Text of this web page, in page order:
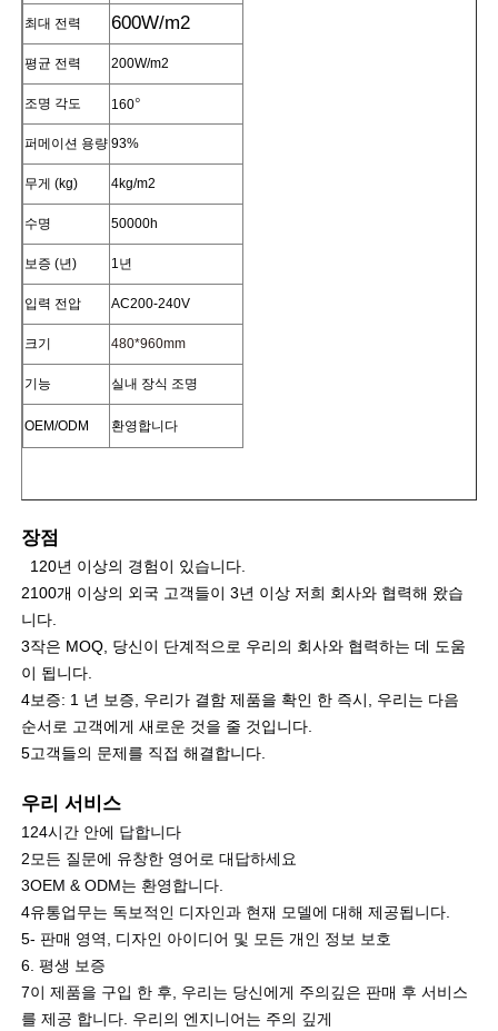
공장 투어
품질 관리
문의하기
뉴스
모든 케이스
견적 요청
LED 메쉬 디스플레이
투명 필름 화면을 LED
투명한 LED 디스플레이
드론 비행 LED 스크린
자필 지도된 스크린
LED 그릴 화면
투명 디스플레이 화면
최대 전력 600W/m2
평균 전력 200W/m2
조명 각도 160°
퍼메이션 용량 93%
무게 (kg) 4kg/m2
수명 50000h
보증 (년) 1년
입력 전압 AC200-240V
크기 480*960mm
기능 실내 장식 조명
OEM/ODM 환영합니다
장점
120년 이상의 경험이 있습니다.
2100개 이상의 외국 고객들이 3년 이상 저희 회사와 협력해 왔습
니다.
3작은 MOQ, 당신이 단계적으로 우리의 회사와 협력하는 데 도움
이 됩니다.
4보증: 1 년 보증, 우리가 결함 제품을 확인 한 즉시, 우리는 다음
순서로 고객에게 새로운 것을 줄 것입니다.
5고객들의 문제를 직접 해결합니다.
우리 서비스
124시간 안에 답합니다
2모든 질문에 유창한 영어로 대답하세요
3OEM & ODM는 환영합니다.
4유통업무는 독보적인 디자인과 현재 모델에 대해 제공됩니다.
5- 판매 영역, 디자인 아이디어 및 모든 개인 정보 보호
6. 평생 보증
7이 제품을 구입 한 후, 우리는 당신에게 주의깊은 판매 후 서비스
를 제공 합니다. 우리의 엔지니어는 주의 깊게